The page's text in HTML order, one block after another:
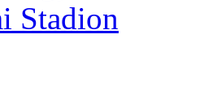
Stadion